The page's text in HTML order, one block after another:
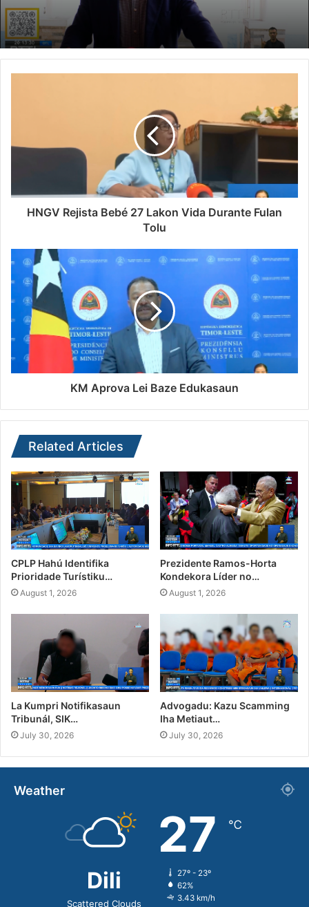
HNGV Rejista Bebé 27 Lakon Vida Durante Fulan
Tolu
KM Aprova Lei Baze Edukasaun
Related Articles
CPLP Hahú Identifika
Prioridade Turístiku…
August 1, 2026
Prezidente Ramos-Horta
Kondekora Líder no…
August 1, 2026
La Kumpri Notifikasaun
Tribunál, SIK…
July 30, 2026
Advogadu: Kazu Scamming
Iha Metiaut…
July 30, 2026
Weather
Dili
Scattered Clouds
27 ℃
27º - 23º
62%
3.43 km/h